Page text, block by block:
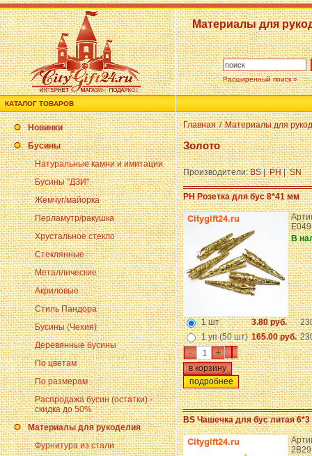
Материалы для
Расширенный поиск »
КАТАЛОГ ТОВАРОВ
Новинки
Бусины
Натуральные камни и имитации
Бусины "ДЗИ"
Жемчуг/майорка
Перламутр/ракушка
Хрустальное стекло
Стеклянные
Металлические
Акриловые
Стиль Пандора
Бусины (Чехия)
Деревянные бусины
По цветам
По размерам
Распродажа бусин (остатки) -
скидка до 50%
Материалы для рукоделия
Фурнитура из стали
Главная / Материалы для
Золото
Производители:BS| PH| SN
PH Розетка для бус 8*41 мм
В
1 шт 3.80 руб.
1 уп (50 шт) 165.00 руб.
- +
подробнее
BS Чашечка для бус литая